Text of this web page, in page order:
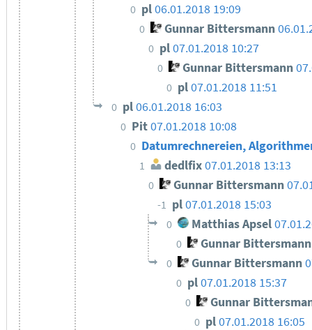
0 pl06.01.2018 19:09
0 Gunnar Bittersmann
0 pl07.01.2018 10:27
0 Gunnar Bittersmann
0 pl07.01.2018 11:51
0 pl06.01.2018 16:03
0 Pit07.01.2018 10:08
0 Datumrechnereien,
1 dedlfix 07.01.2018 13:13
0 Gunnar Bittersmann
-1 pl07.01.2018 15:03
0 Matthias Apsel
0 Gunnar Bittersmann
0 Gunnar Bittersmann
0 pl07.01.2018 15:37
0 Gunnar
0 pl07.01.2018 16:05